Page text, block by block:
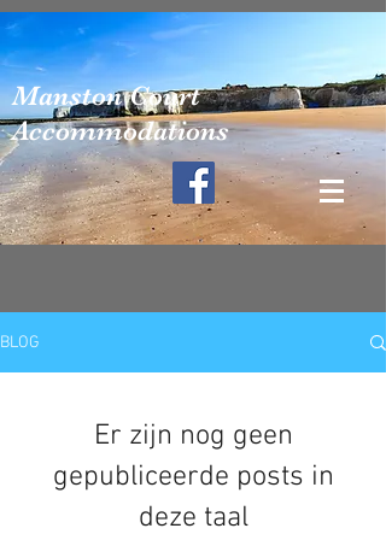
Manston Court
Accommodations
BLOG
Er zijn nog geen
gepubliceerde posts in
deze taal